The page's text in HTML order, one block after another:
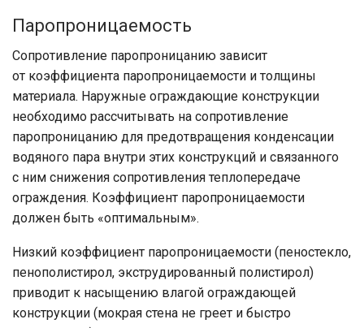
Паропроницаемость
Сопротивление паропроницанию зависит
от коэффициента паропроницаемости и толщины
материала. Наружные ограждающие конструкции
необходимо рассчитывать на сопротивление
паропроницанию для предотвращения конденсации
водяного пара внутри этих конструкций и связанного
с ним снижения сопротивления теплопередаче
ограждения. Коэффициент паропроницаемости
должен быть «оптимальным».
Низкий коэффициент паропроницаемости (пеностекло,
пенополистирол, экструдированный полистирол)
приводит к насыщению влагой ограждающей
конструкции (мокрая стена не греет и быстро